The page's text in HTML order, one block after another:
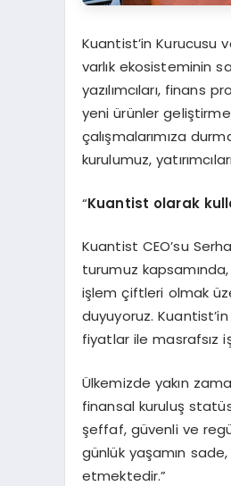
Kuantist’in Kurucusu
varlık ekosisteminin
yazılımcıları, finans
yeni ürünler
çalışmalarımıza
kurulumuz,
“Kuantist olarak
Kuantist CEO’su
turumuz
işlem çiftleri olmak
duyuyoruz. Kuantist’in
fiyatlar ile masrafsız
Ülkemizde yakın
finansal kuruluş
şeffaf, güvenli ve
günlük yaşamın
etmektedir.”